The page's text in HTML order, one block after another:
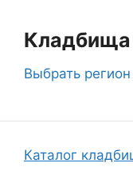
содержимому
Кладбища
Выбрать регион
Каталог